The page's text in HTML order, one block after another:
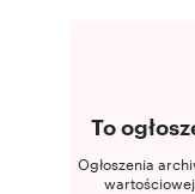
To
Ogłoszenia